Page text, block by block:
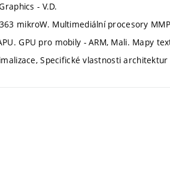
- V.D.
mikroW. Multimediální procesory MMP
GPU pro mobily - ARM, Mali. Mapy
Specifické vlastnosti architektur